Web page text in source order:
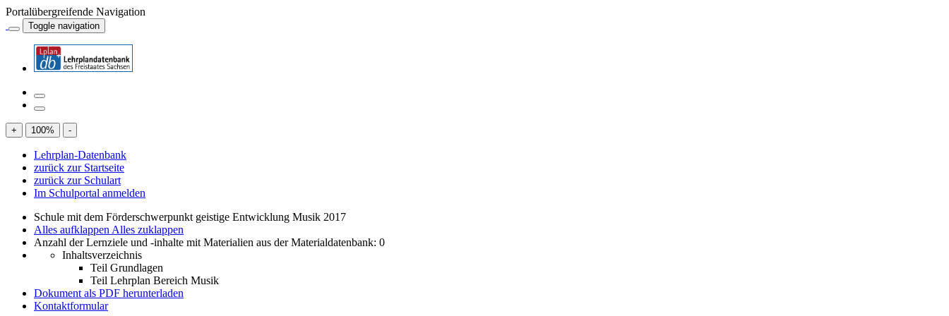
Portalübergreifende Navigation
Toggle navigation
+ 100% -
Lehrplan-Datenbank
zurück zur Startseite
zurück zur Schulart
Im Schulportal anmelden
Schule mit dem Förderschwerpunkt geistige Entwicklung Musik 2017
Alles aufklappen Alles zuklappen
Anzahl der Lernziele und -inhalte mit Materialien aus der Materialdatenbank: 0
Inhaltsverzeichnis
Teil Grundlagen
Teil Lehrplan Bereich Musik
Dokument als PDF herunterladen
Kontaktformular